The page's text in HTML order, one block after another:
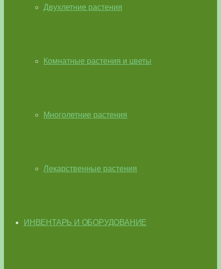
Двухлетние растения
Комнатные растения и цветы
Многолетние растения
Лекарственные растения
ИНВЕНТАРЬ И ОБОРУДОВАНИЕ